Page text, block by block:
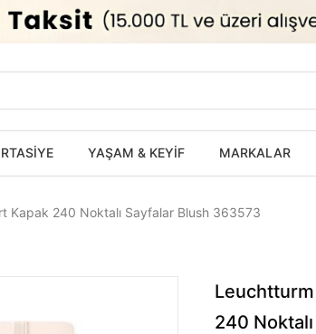
YAŞAM & KEYİF MARKALAR
Kapak 240 Noktalı Sayfalar Blush 363573
240